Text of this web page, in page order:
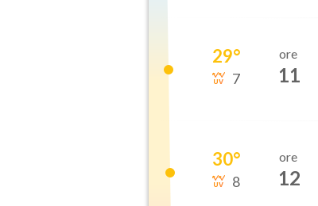
29°
7
ore
11
30°
8
ore
12